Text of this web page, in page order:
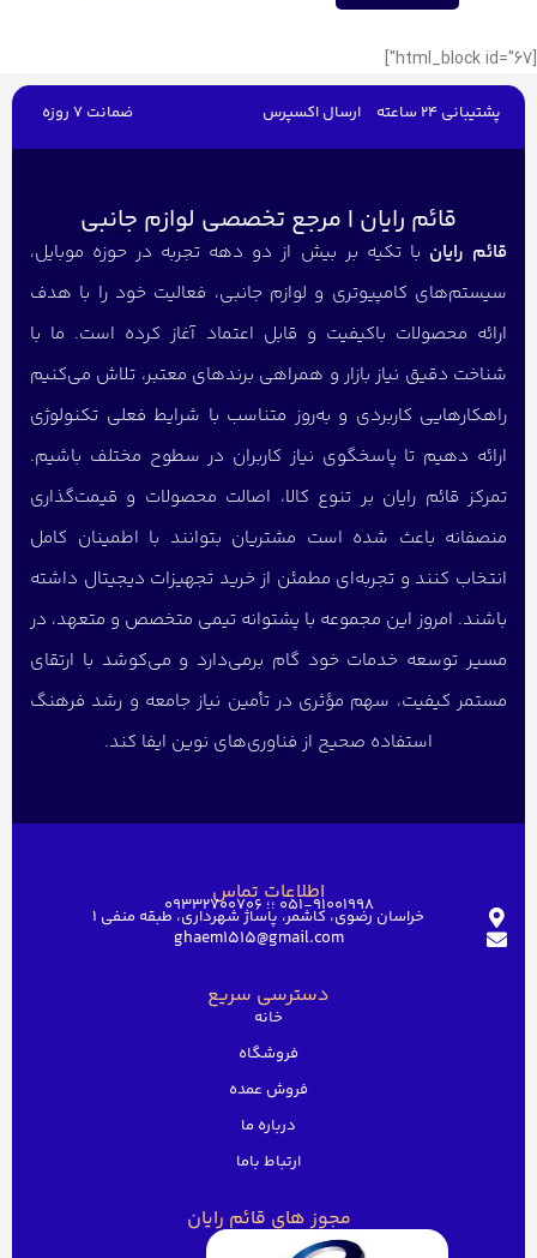
[html_block id="67"]
پشتیبانی 24 ساعته ارسال اکسپرس ضمانت 7 روزه
قائم رایان | مرجع تخصصی لوازم جانبی
قائم رایان با تکیه بر بیش از دو دهه تجربه در حوزه موبایل،
سیستم‌های کامپیوتری و لوازم جانبی، فعالیت خود را با هدف
ارائه محصولات باکیفیت و قابل اعتماد آغاز کرده است. ما با
شناخت دقیق نیاز بازار و همراهی برندهای معتبر، تلاش می‌کنیم
راهکارهایی کاربردی و به‌روز متناسب با شرایط فعلی تکنولوژی
ارائه دهیم تا پاسخگوی نیاز کاربران در سطوح مختلف باشیم.
تمرکز قائم رایان بر تنوع کالا، اصالت محصولات و قیمت‌گذاری
منصفانه باعث شده است مشتریان بتوانند با اطمینان کامل
انتخاب کنند و تجربه‌ای مطمئن از خرید تجهیزات دیجیتال داشته
باشند. امروز این مجموعه با پشتوانه تیمی متخصص و متعهد، در
مسیر توسعه خدمات خود گام برمی‌دارد و می‌کوشد با ارتقای
مستمر کیفیت، سهم مؤثری در تأمین نیاز جامعه و رشد فرهنگ
استفاده صحیح از فناوری‌های نوین ایفا کند.
اطلاعات تماس051-91001998 ؛؛ 09332700706
خراسان رضوی، کاشمر، پاساژ شهرداری، طبقه منفی ۱
ghaem1515@gmail.com
دسترسی سریع
خانه
فروشگاه
فروش عمده
درباره ما
ارتباط باما
مجوز های قائم رایان